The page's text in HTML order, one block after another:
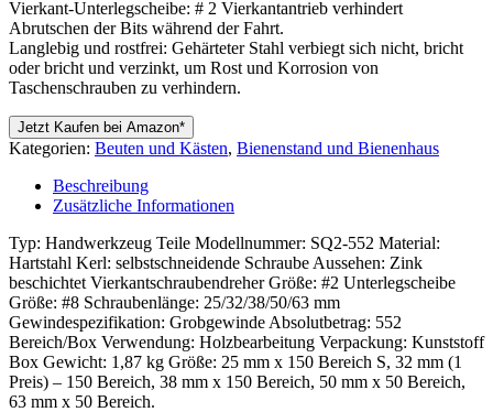
Vierkant-Unterlegscheibe: # 2 Vierkantantrieb verhindert
Abrutschen der Bits während der Fahrt.
Langlebig und rostfrei: Gehärteter Stahl verbiegt sich nicht, bricht
oder bricht und verzinkt, um Rost und Korrosion von
Taschenschrauben zu verhindern.
Jetzt Kaufen bei Amazon*
Kategorien: Beuten und Kästen, Bienenstand und Bienenhaus
Beschreibung
Zusätzliche Informationen
Typ: Handwerkzeug Teile Modellnummer: SQ2-552 Material:
Hartstahl Kerl: selbstschneidende Schraube Aussehen: Zink
beschichtet Vierkantschraubendreher Größe: #2 Unterlegscheibe
Größe: #8 Schraubenlänge: 25/32/38/50/63 mm
Gewindespezifikation: Grobgewinde Absolutbetrag: 552
Bereich/Box Verwendung: Holzbearbeitung Verpackung: Kunststoff
Box Gewicht: 1,87 kg Größe: 25 mm x 150 Bereich S, 32 mm (1
Preis) – 150 Bereich, 38 mm x 150 Bereich, 50 mm x 50 Bereich,
63 mm x 50 Bereich.